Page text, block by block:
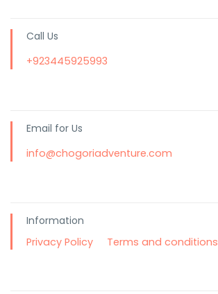
Call Us
+923445925993
Email for Us
info@chogoriadventure.com
Information
Privacy Policy
Terms and conditions